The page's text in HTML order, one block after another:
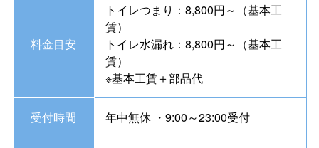
料金目安
トイレつまり：8,800円～（基本工
賃）
トイレ水漏れ：8,800円～（基本工
賃）
※基本工賃＋部品代
受付時間 年中無休 ・9:00～23:00受付